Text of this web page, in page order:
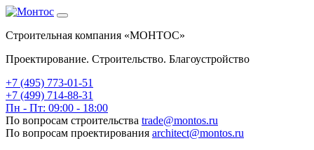
Строительная компания «МОНТОС»
Проектирование. Строительство. Благоустройство
+7 (495) 773-01-51
+7 (499) 714-88-31
Пн - Пт: 09:00 - 18:00
По вопросам строительства trade@montos.ru
По вопросам проектирования architect@montos.ru